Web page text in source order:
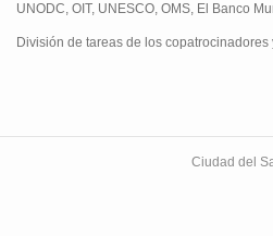
UNODC, OIT, UNESCO, OMS, El Banco
División de tareas de los
Ciudad del